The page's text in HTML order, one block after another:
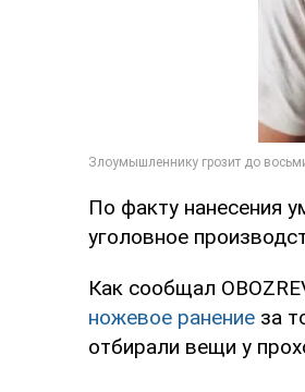
По факту нанесения
уголовное
Как сообщал
ножевое ранение за
отбирали вещи у